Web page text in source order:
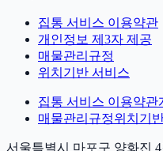
집통 서비스 이용약관
개인정보 제3자 제공
매물관리규정
위치기반 서비스
집통 서비스 이용약관
매물관리규정위치기
서울특별시 마포구 양화진